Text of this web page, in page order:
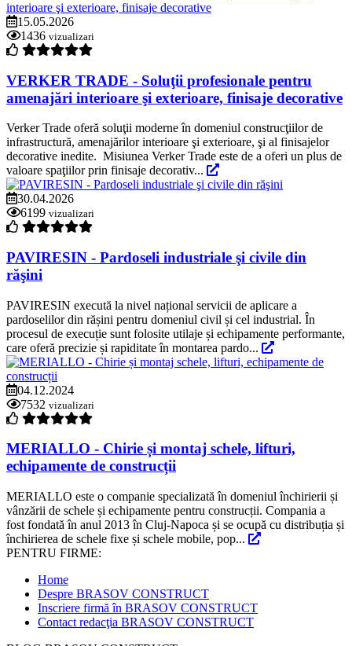
15.05.2026
1436 vizualizari
VERKER TRADE - Soluţii profesionale pentru
amenajări interioare şi exterioare, finisaje decorative
Verker Trade oferă soluţii moderne în domeniul construcţiilor de
infrastructură, amenajărilor interioare şi exterioare, şi al finisajelor
decorative inedite. Misiunea Verker Trade este de a oferi un plus de
valoare spaţiilor prin finisaje decorativ...
30.04.2026
6199 vizualizari
PAVIRESIN - Pardoseli industriale şi civile din
răşini
PAVIRESIN execută la nivel național servicii de aplicare a
pardoselilor din rășini pentru domeniul civil și cel industrial. În
procesul de execuție sunt folosite utilaje și echipamente performante,
care oferă precizie și rapiditate în montarea pardo...
04.12.2024
7532 vizualizari
MERIALLO - Chirie și montaj schele, lifturi,
echipamente de construcții
MERIALLO este o companie specializată în domeniul închirierii și
vânzării de schele și echipamente pentru construcții. Compania a
fost fondată în anul 2013 în Cluj-Napoca și se ocupă cu distribuția și
închirierea de schele fixe și schele mobile, pop...
PENTRU FIRME:
Home
Despre BRASOV CONSTRUCT
Inscriere firmă în BRASOV CONSTRUCT
Contact redacţia BRASOV CONSTRUCT